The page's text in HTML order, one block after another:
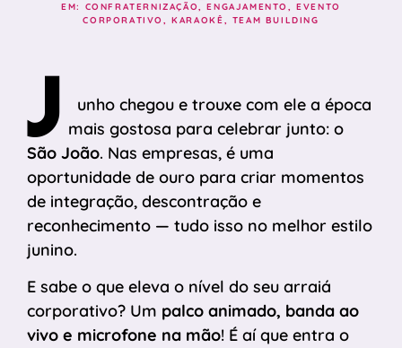
EM: CONFRATERNIZAÇÃO,ENGAJAMENTO,EVENTO
CORPORATIVO,KARAOKÊ, TEAM BUILDING
J
unho chegou e trouxe com ele a época
mais gostosa para celebrar junto: o
São João. Nas empresas, é uma
oportunidade de ouro para criar momentos
de integração, descontração e
reconhecimento — tudo isso no melhor estilo
junino.
E sabe o que eleva o nível do seu arraiá
corporativo? Um palco animado, banda ao
vivo e microfone na mão! É aí que entra o